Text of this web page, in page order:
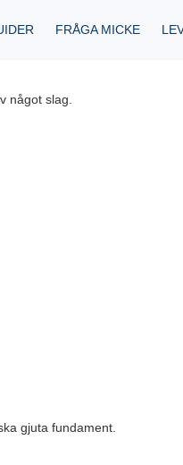
FRÅGA MICKE
något slag.
gjuta fundament.